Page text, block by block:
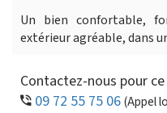
Un bien confortable,
extérieur agréable, dans
Contactez-nous pour ce
09 72 55 75 06(Appel